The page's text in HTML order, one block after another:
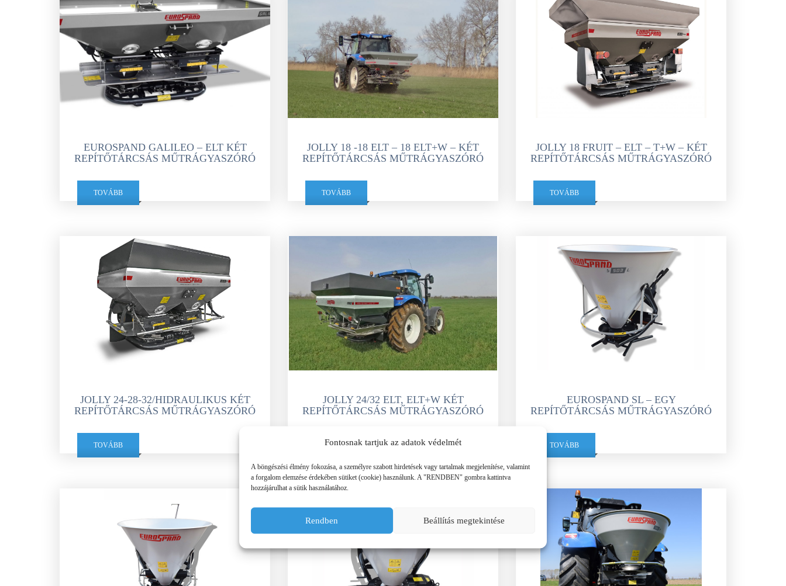
Fontosnak tartjuk az adatok védelmét
A böngészési élmény fokozása, a személyre szabott hirdetések vagy tartalmak megjelenítése, valamint
a forgalom elemzése érdekében sütiket (cookie) használunk. A "RENDBEN" gombra kattintva
hozzájárulhat a sütik használatához.
Rendben Beállítás megtekintése
MŰTRÁGYASZÓROK
EUROSPAND GALILEO – ELT KÉT
REPÍTŐTÁRCSÁS MŰTRÁGYASZÓRÓ
TOVÁBB
JOLLY 18 -18 ELT – 18 ELT+W – KÉT
REPÍTŐTÁRCSÁS MŰTRÁGYASZÓRÓ
TOVÁBB
JOLLY 18 FRUIT – ELT – T+W – KÉT
REPÍTŐTÁRCSÁS MŰTRÁGYASZÓRÓ
TOVÁBB
JOLLY 24-28-32/HIDRAULIKUS KÉT
REPÍTŐTÁRCSÁS MŰTRÁGYASZÓRÓ
TOVÁBB
JOLLY 24/32 ELT, ELT+W KÉT
REPÍTŐTÁRCSÁS MŰTRÁGYASZÓRÓ
TOVÁBB
EUROSPAND SL – EGY
REPÍTŐTÁRCSÁS MŰTRÁGYASZÓRÓ
TOVÁBB